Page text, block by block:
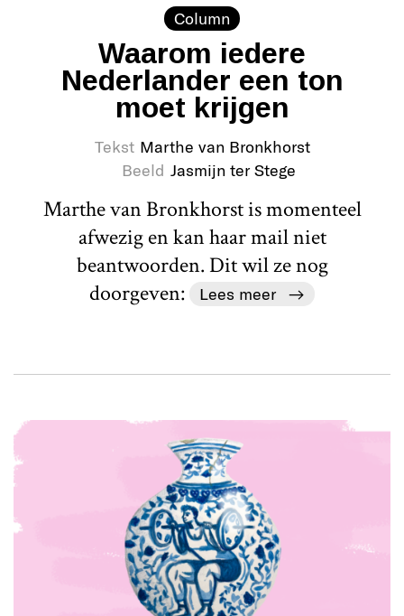
Column
Waarom iedere
Nederlander een ton
moet krijgen
Tekst Marthe van Bronkhorst
Beeld Jasmijn ter Stege
Marthe van Bronkhorst is momenteel
afwezig en kan haar mail niet
beantwoorden. Dit wil ze nog
doorgeven:
Lees meer